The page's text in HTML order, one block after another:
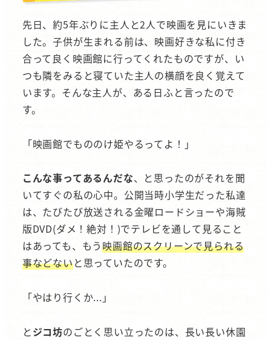
先日、約5年ぶりに主人と2人で映画を見にいきま
した。子供が生まれる前は、映画好きな私に付き
合って良く映画館に行ってくれたものですが、い
つも隣をみると寝ていた主人の横顔を良く覚えて
います。そんな主人が、ある日ふと言ったので
す。
「映画館でもののけ姫やるってよ！」
こんな事ってあるんだな、と思ったのがそれを聞
いてすぐの私の心中。公開当時小学生だった私達
は、たびたび放送される金曜ロードショーや海賊
版DVD(ダメ！絶対！)でテレビを通して見ること
はあっても、もう映画館のスクリーンで見られる
事などないと思っていたのです。
「やはり行くか...」
とジコ坊のごとく思い立ったのは、長い長い休園